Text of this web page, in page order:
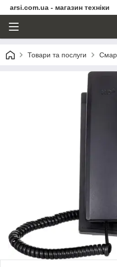
arsi.com.ua - магазин техніки
Товари та послуги